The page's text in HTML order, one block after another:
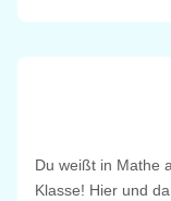
Du weißt in Mathe
Klasse! Hier und